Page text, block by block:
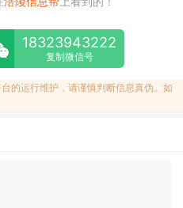
18323943222
复制微信号
的运行维护，请谨慎判断信息真伪。如